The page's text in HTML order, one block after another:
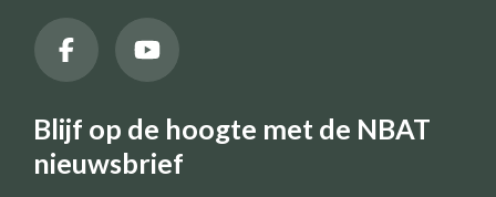
Blijf op de hoogte met de NBAT
nieuwsbrief